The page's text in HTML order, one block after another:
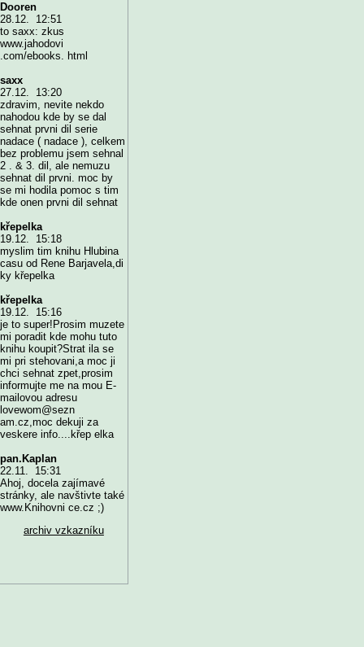
Dooren
28.12. 12:51
to saxx: zkus
www.jahodovi
.com/ebooks. html
saxx
27.12. 13:20
zdravim, nevite nekdo
nahodou kde by se dal
sehnat prvni dil serie
nadace ( nadace ), celkem
bez problemu jsem sehnal
2 . & 3. dil, ale nemuzu
sehnat dil prvni. moc by
se mi hodila pomoc s tim
kde onen prvni dil sehnat
křepelka
19.12. 15:18
myslim tim knihu Hlubina
casu od Rene Barjavela,di
ky křepelka
křepelka
19.12. 15:16
je to super!Prosim muzete
mi poradit kde mohu tuto
knihu koupit?Strat ila se
mi pri stehovani,a moc ji
chci sehnat zpet,prosim
informujte me na mou E-
mailovou adresu
lovewom@sezn
am.cz,moc dekuji za
veskere info....křep elka
pan.Kaplan
22.11. 15:31
Ahoj, docela zajímavé
stránky, ale navštivte také
www.Knihovni ce.cz ;)
archiv vzkazníku